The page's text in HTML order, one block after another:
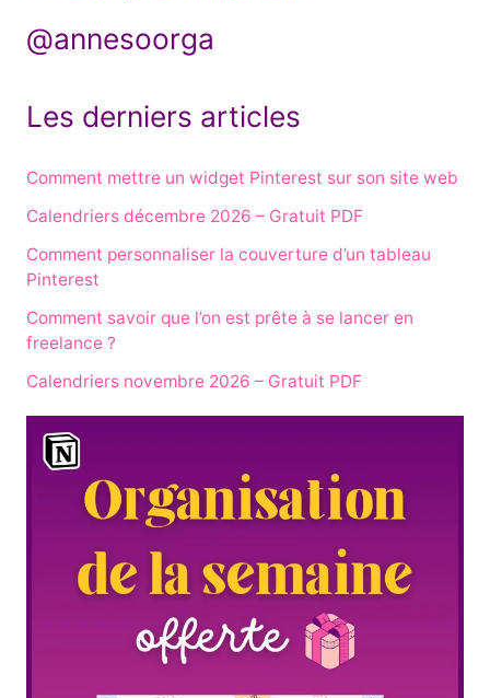
@annesoorga
Les derniers articles
Comment mettre un widget Pinterest sur son site web
Calendriers décembre 2026 – Gratuit PDF
Comment personnaliser la couverture d’un tableau
Pinterest
Comment savoir que l’on est prête à se lancer en
freelance ?
Calendriers novembre 2026 – Gratuit PDF